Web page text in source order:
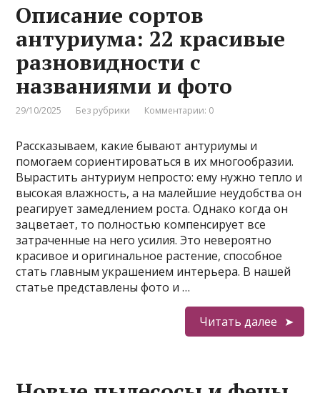
Описание сортов
антуриума: 22 красивые
разновидности с
названиями и фото
29/10/2025 Без рубрики Комментарии: 0
Рассказываем, какие бывают антуриумы и
помогаем сориентироваться в их многообразии.
Вырастить антуриум непросто: ему нужно тепло и
высокая влажность, а на малейшие неудобства он
реагирует замедлением роста. Однако когда он
зацветает, то полностью компенсирует все
затраченные на него усилия. Это невероятно
красивое и оригинальное растение, способное
стать главным украшением интерьера. В нашей
статье представлены фото и …
Читать далее